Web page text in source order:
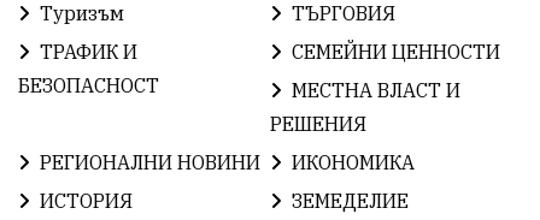
ИсторияНаБългария Иновации САЩ
БългарскаГордост Археология Твърдица
Легенда Право
Туризъм
ТЪРГОВИЯ
ТРАФИК И
БЕЗОПАСНОСТ
СЕМЕЙНИ ЦЕННОСТИ
МЕСТНА ВЛАСТ И
РЕШЕНИЯ
РЕГИОНАЛНИ НОВИНИ
ИКОНОМИКА
ИСТОРИЯ
ЗЕМЕДЕЛИЕ